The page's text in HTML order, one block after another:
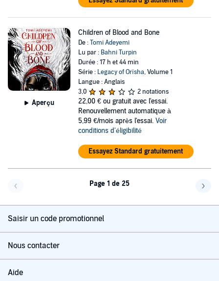
Aperçu
Children of Blood and Bone
De :Tomi Adeyemi
Lu par : Bahni Turpin
Durée : 17 h et 44 min
Série : Legacy of Orïsha, Volume 1
Langue : Anglais
3,0
2 notations
22,00 € ou gratuit avec l'essai.
Renouvellement automatique à
5,99 €/mois après l'essai. Voir
conditions d'éligibilité
Essayez Standard gratuitement
Page 1 de 25
Saisir un code promotionnel
Nous contacter
Aide